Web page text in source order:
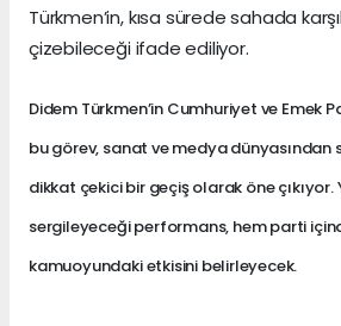
Türkmen’in, kısa sürede sahada
çizebileceği ifade ediliyor.
Didem Türkmen’in Cumhuriyet ve Emek
bu görev, sanat ve medya dünyasından
dikkat çekici bir geçiş olarak öne çıkıyor.
sergileyeceği performans, hem parti
kamuoyundaki etkisini belirleyecek.